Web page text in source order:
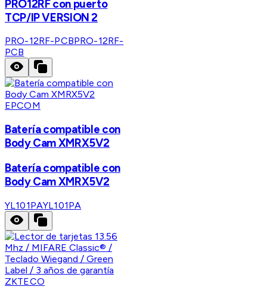
PRO12RF con puerto
TCP/IP VERSION 2
PRO-12RF-PCBPRO-12RF-
PCB
EPCOM
Batería compatible con
Body Cam XMRX5V2
Batería compatible con
Body Cam XMRX5V2
YL101PAYL101PA
ZKTECO